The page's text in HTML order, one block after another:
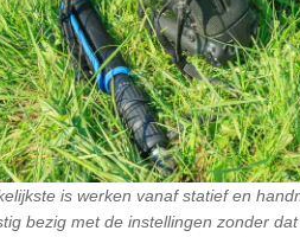
is werken vanaf statief en
bezig met de instellingen zonder